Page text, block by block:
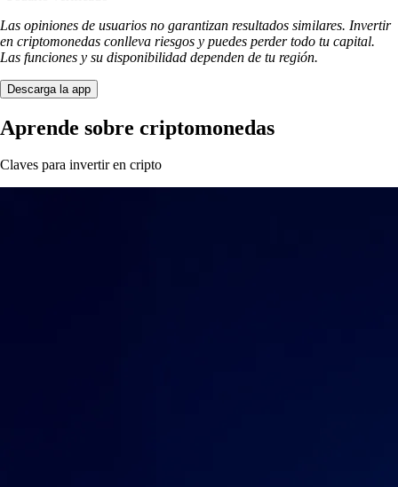
Las opiniones de usuarios no garantizan resultados similares. Invertir
en criptomonedas conlleva riesgos y puedes perder todo tu capital.
Las funciones y su disponibilidad dependen de tu región.
Descarga la app
Aprende sobre criptomonedas
Claves para invertir en cripto